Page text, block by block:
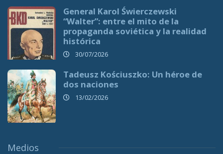
General Karol Świerczewski
“Walter”: entre el mito de la
propaganda soviética y la realidad
histórica
30/07/2026
Tadeusz Kościuszko: Un héroe de
dos naciones
13/02/2026
Medios